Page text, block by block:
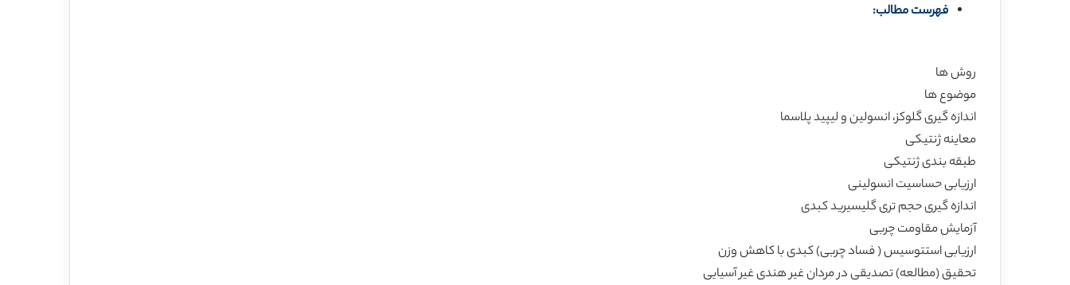
فهرست مطالب:
روش ها
موضوع ها
اندازه گیری گلوکز، انسولین و لیپید پلاسما
معاینه ژنتیکی
طبقه بندی ژنتیکی
ارزیابی حساسیت انسولینی
اندازه گیری حجم تری گلیسیرید کبدی
آزمایش مقاومت چربی
ارزیابی استتوسیس ( فساد چربی) کبدی با کاهش وزن
تحقیق (مطالعه) تصدیقی در مردان غیر هندی غیر آسیایی